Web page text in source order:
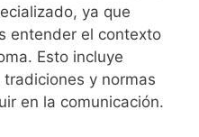
ya que
entender el contexto
Esto incluye
y normas
en la comunicación.